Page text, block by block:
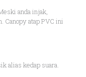
anda injak,
Canopy atap PVC ini
alias kedap suara.